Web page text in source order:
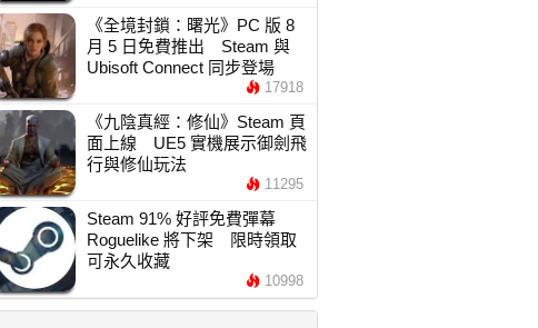
《全境封鎖：曙光》PC 版 8
月 5 日免費推出 Steam 與
Ubisoft Connect 同步登場
17918
《九陰真經：修仙》Steam 頁
面上線 UE5 實機展示御劍飛
行與修仙玩法
11295
Steam 91% 好評免費彈幕
Roguelike 將下架 限時領取
可永久收藏
10998